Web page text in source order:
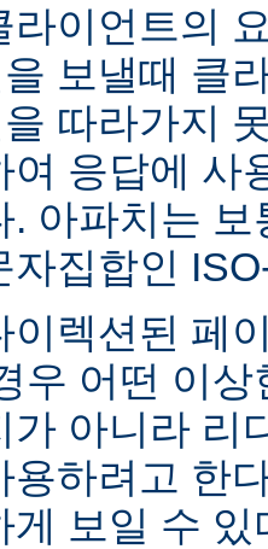
라이언트의
보낼때 클
따라가지
여 응답에 사
. 아파치는
자집합인
이렉션된 페
우 어떤 이
가 아니라 리
용하려고 한
게 보일 수 있